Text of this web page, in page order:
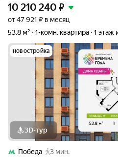
10 210 240 ₽
от 47 921 ₽ в месяц
53,8 м²
1-комн. квартира 1 этаж
новостройка
3D-тур
Победа
3 мин.